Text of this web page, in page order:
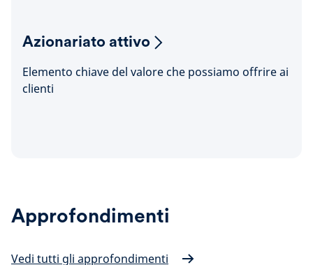
Azionariato attivo
Elemento chiave del valore che possiamo offrire ai
clienti
Approfondimenti
Vedi tutti gli approfondimenti